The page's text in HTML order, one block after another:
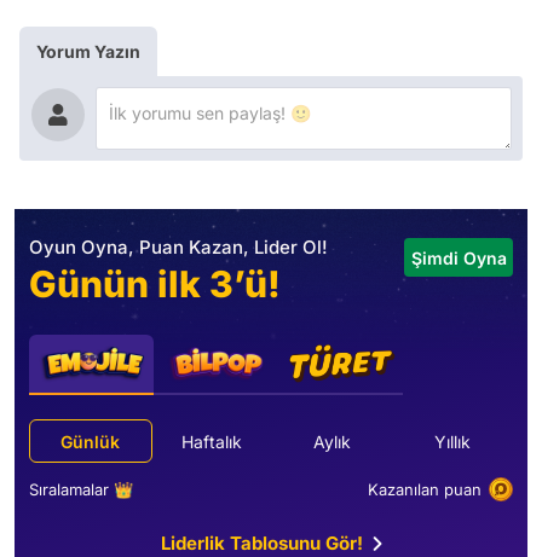
Yorum Yazın
Oyun Oyna, Puan Kazan, Lider Ol!
Günün ilk 3’ü!
Şimdi Oyna
Günlük Haftalık Aylık Yıllık
Sıralamalar 👑 Kazanılan puan
Liderlik Tablosunu Gör!